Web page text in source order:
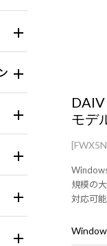
モデ
規模の
対応可